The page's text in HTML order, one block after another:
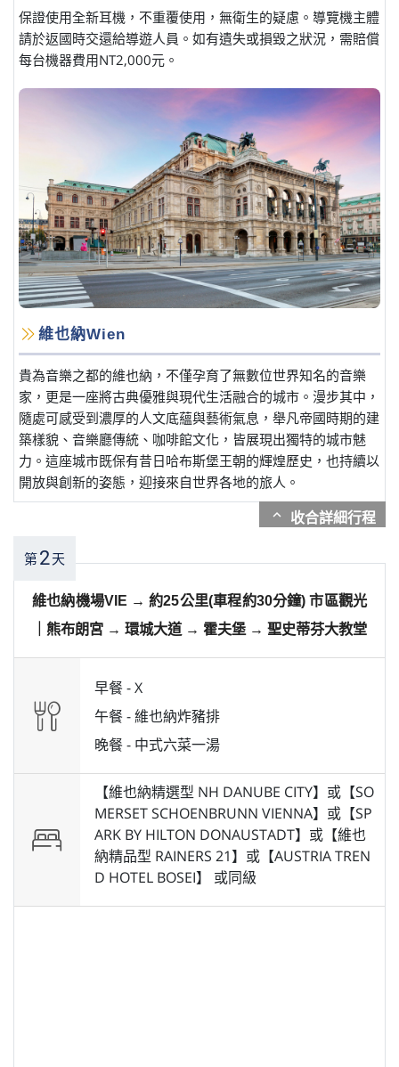
保證使用全新耳機，不重覆使用，無衛生的疑慮。導覽機主體
請於返國時交還給導遊人員。如有遺失或損毀之狀況，需賠償
每台機器費用NT2,000元。
維也納Wien
貴為音樂之都的維也納，不僅孕育了無數位世界知名的音樂
家，更是一座將古典優雅與現代生活融合的城市。漫步其中，
隨處可感受到濃厚的人文底蘊與藝術氣息，舉凡帝國時期的建
築樣貌、音樂廳傳統、咖啡館文化，皆展現出獨特的城市魅
力。這座城市既保有昔日哈布斯堡王朝的輝煌歷史，也持續以
開放與創新的姿態，迎接來自世界各地的旅人。
expand_more
第2天
維也納機場VIE → 約25公里(車程約30分鐘) 市區觀光
｜熊布朗宮 → 環城大道 → 霍夫堡 → 聖史蒂芬大教堂
早餐 -X
午餐 -維也納炸豬排
晚餐 - 中式六菜一湯
【維也納精選型 NH DANUBE CITY】或【SO
MERSET SCHOENBRUNN VIENNA】或【SP
ARK BY HILTON DONAUSTADT】或【維也
納精品型 RAINERS 21】或【AUSTRIA TREN
D HOTEL BOSEI】 或同級